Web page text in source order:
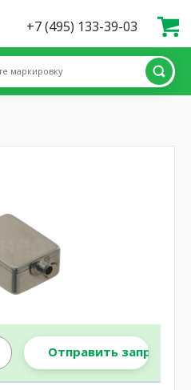
+7 (495) 133-39-03
маркировку
Отправить запрос